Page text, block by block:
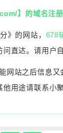
】的域名注册
》的网站， 678
直达。请用户
站之后信息
用途请联系小